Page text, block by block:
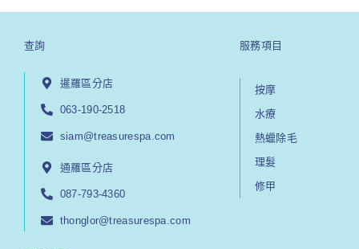
查詢
暹羅區分店
063-190-2518
siam@treasurespa.com
通羅區分店
087-793-4360
thonglor@treasurespa.com
服務項目
按摩
水療
熱蠟除毛
理髮
修甲